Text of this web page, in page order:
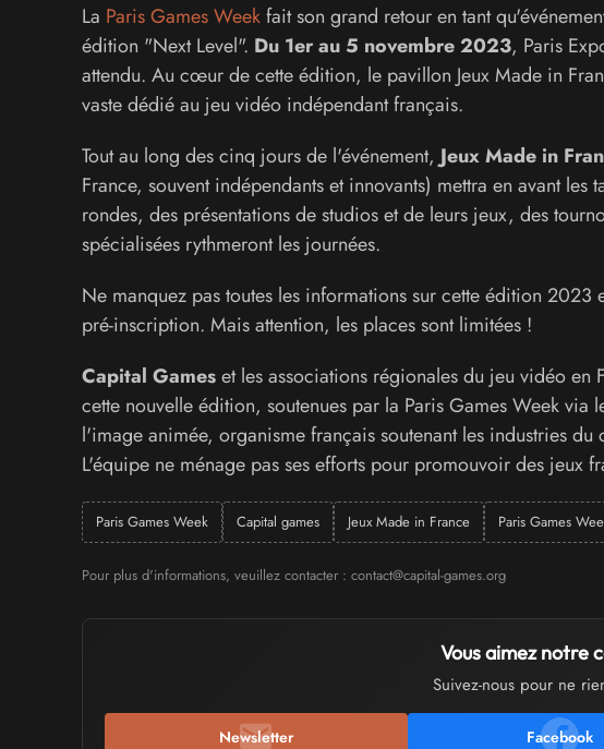
La Paris Games Weekfait son grand retour en tant
édition "Next Level". Du 1er au 5 novembre 2023, Paris
attendu. Au cœur de cette édition, le pavillon Jeux Made in
vaste dédié au jeu vidéo indépendant français.
Tout au long des cinq jours de l'événement, Jeux Made in
France, souvent indépendants et innovants) mettra en avant
rondes, des présentations de studios et de leurs jeux, des
spécialisées rythmeront les journées.
Ne manquez pas toutes les informations sur cette édition
pré-inscription. Mais attention, les places sont limitées !
Capital Gameset les associations régionales du jeu vidéo en
cette nouvelle édition, soutenues par la Paris Games Week
l'image animée, organisme français soutenant les industries
L'équipe ne ménage pas ses efforts pour promouvoir des jeux
Paris Games Week Capital games Jeux Made in France Paris Games
Pour plus d'informations, veuillez contacter : contact@capital-games.org
Vous aimez notre
Suivez-nous pour ne
Newsletter Facebook